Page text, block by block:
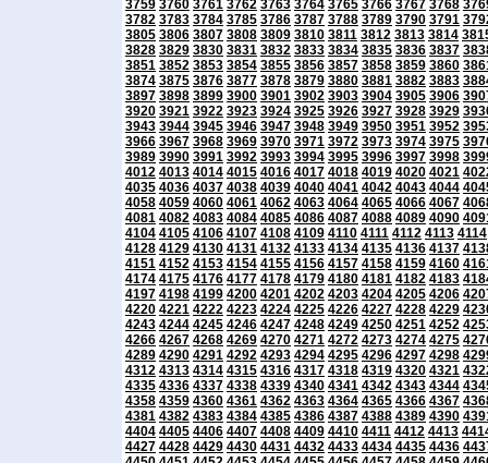
3759 3760 3761 3762 3763 3764 3765 3766 3767 3768
3782 3783 3784 3785 3786 3787 3788 3789 3790 3791
3805 3806 3807 3808 3809 3810 3811 3812 3813 3814
3828 3829 3830 3831 3832 3833 3834 3835 3836 3837
3851 3852 3853 3854 3855 3856 3857 3858 3859 3860
3874 3875 3876 3877 3878 3879 3880 3881 3882 3883
3897 3898 3899 3900 3901 3902 3903 3904 3905 3906
3920 3921 3922 3923 3924 3925 3926 3927 3928 3929
3943 3944 3945 3946 3947 3948 3949 3950 3951 3952
3966 3967 3968 3969 3970 3971 3972 3973 3974 3975
3989 3990 3991 3992 3993 3994 3995 3996 3997 3998
4012 4013 4014 4015 4016 4017 4018 4019 4020 4021
4035 4036 4037 4038 4039 4040 4041 4042 4043 4044
4058 4059 4060 4061 4062 4063 4064 4065 4066 4067
4081 4082 4083 4084 4085 4086 4087 4088 4089 4090
4104 4105 4106 4107 4108 4109 4110 4111 4112 4113 4114
4128 4129 4130 4131 4132 4133 4134 4135 4136 4137
4151 4152 4153 4154 4155 4156 4157 4158 4159 4160
4174 4175 4176 4177 4178 4179 4180 4181 4182 4183
4197 4198 4199 4200 4201 4202 4203 4204 4205 4206
4220 4221 4222 4223 4224 4225 4226 4227 4228 4229
4243 4244 4245 4246 4247 4248 4249 4250 4251 4252
4266 4267 4268 4269 4270 4271 4272 4273 4274 4275
4289 4290 4291 4292 4293 4294 4295 4296 4297 4298
4312 4313 4314 4315 4316 4317 4318 4319 4320 4321
4335 4336 4337 4338 4339 4340 4341 4342 4343 4344
4358 4359 4360 4361 4362 4363 4364 4365 4366 4367
4381 4382 4383 4384 4385 4386 4387 4388 4389 4390
4404 4405 4406 4407 4408 4409 4410 4411 4412 4413
4427 4428 4429 4430 4431 4432 4433 4434 4435 4436